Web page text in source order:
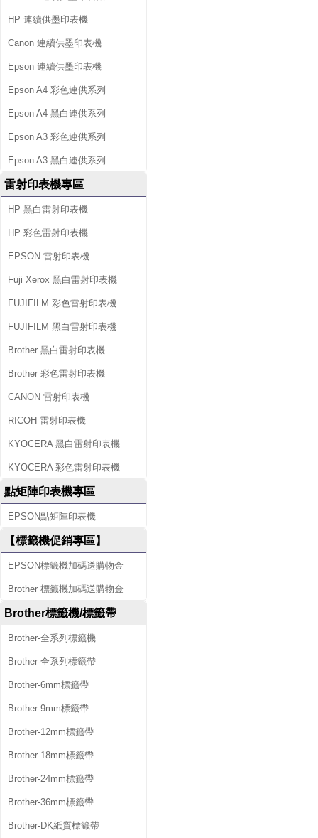
HP 連續供墨印表機
Canon 連續供墨印表機
Epson 連續供墨印表機
Epson A4 彩色連供系列
Epson A4 黑白連供系列
Epson A3 彩色連供系列
Epson A3 黑白連供系列
雷射印表機專區
HP 黑白雷射印表機
HP 彩色雷射印表機
EPSON 雷射印表機
Fuji Xerox 黑白雷射印表機
FUJIFILM 彩色雷射印表機
FUJIFILM 黑白雷射印表機
Brother 黑白雷射印表機
Brother 彩色雷射印表機
CANON 雷射印表機
RICOH 雷射印表機
KYOCERA 黑白雷射印表機
KYOCERA 彩色雷射印表機
點矩陣印表機專區
EPSON點矩陣印表機
【標籤機促銷專區】
EPSON標籤機加碼送購物金
Brother 標籤機加碼送購物金
Brother標籤機/標籤帶
Brother-全系列標籤機
Brother-全系列標籤帶
Brother-6mm標籤帶
Brother-9mm標籤帶
Brother-12mm標籤帶
Brother-18mm標籤帶
Brother-24mm標籤帶
Brother-36mm標籤帶
Brother-DK紙質標籤帶